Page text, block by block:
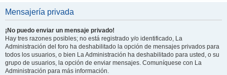
Mensajería privada
¡No puedo enviar un mensaje privado!
Hay tres razones posibles; no está registrado y/o identificado, La
Administración del foro ha deshabilitado la opción de mensajes privados para
todos los usuarios, o bien La Administración ha deshabilitado para usted, o su
grupo de usuarios, la opción de enviar mensajes. Comuníquese con La
Administración para más información.